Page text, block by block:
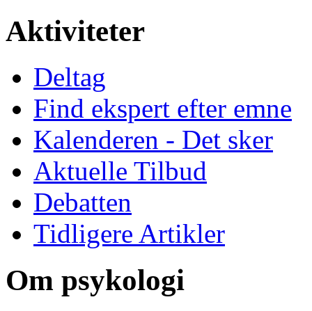
Aktiviteter
Deltag
Find ekspert efter emne
Kalenderen - Det sker
Aktuelle Tilbud
Debatten
Tidligere Artikler
Om psykologi